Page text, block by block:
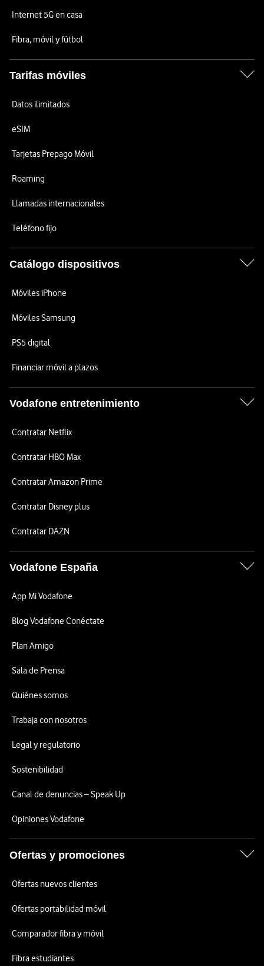
Internet 5G en casa
Fibra, móvil y fútbol
Tarifas móviles
Datos ilimitados
eSIM
Tarjetas Prepago Móvil
Roaming
Llamadas internacionales
Teléfono fijo
Catálogo dispositivos
Móviles iPhone
Móviles Samsung
PS5 digital
Financiar móvil a plazos
Vodafone entretenimiento
Contratar Netflix
Contratar HBO Max
Contratar Amazon Prime
Contratar Disney plus
Contratar DAZN
Vodafone España
App Mi Vodafone
Blog Vodafone Conéctate
Plan Amigo
Sala de Prensa
Quiénes somos
Trabaja con nosotros
Legal y regulatorio
Sostenibilidad
Canal de denuncias – Speak Up
Opiniones Vodafone
Ofertas y promociones
Ofertas nuevos clientes
Ofertas portabilidad móvil
Comparador fibra y móvil
Fibra estudiantes